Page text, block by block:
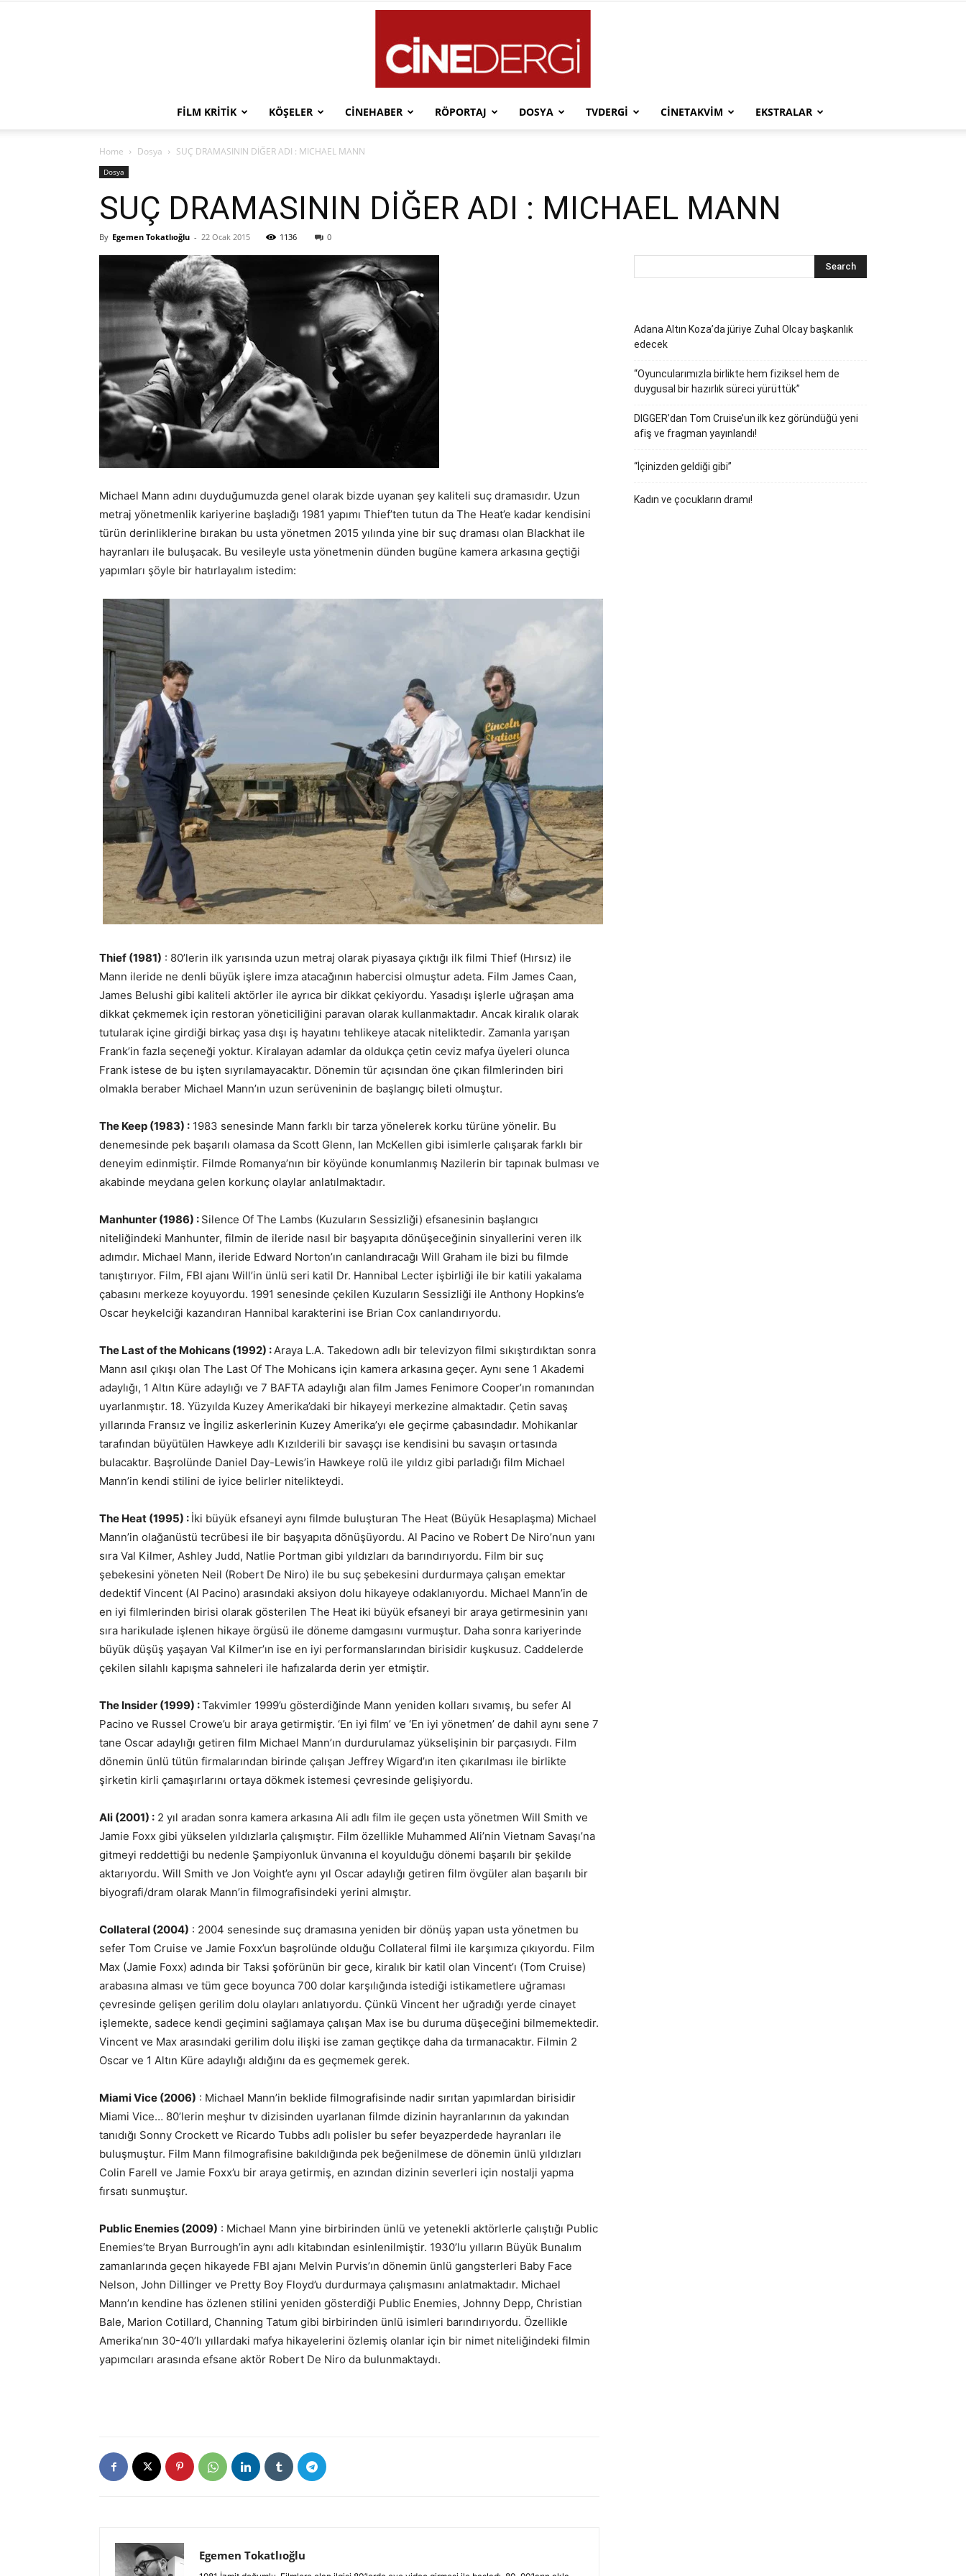
FILM KRITIK KÖŞELER CINEHABER RÖPORTAJ DOSYA TVDERGI CINETAKVIM EKSTRALAR
Home Dosya SUÇ DRAMASININ DİĞER ADI : MICHAEL MANN
Dosya
SUÇ DRAMASININ DİĞER ADI : MICHAEL MANN
By Egemen Tokatlıoğlu - 22 Ocak 2015 1136 0
Michael Mann adını duyduğumuzda genel olarak bizde uyanan şey kaliteli suç dramasıdır. Uzun
metraj yönetmenlik kariyerine başladığı 1981 yapımı Thief’ten tutun da The Heat’e kadar kendisini
türün derinliklerine bırakan bu usta yönetmen 2015 yılında yine bir suç draması olan Blackhat ile
hayranları ile buluşacak. Bu vesileyle usta yönetmenin dünden bugüne kamera arkasına geçtiği
yapımları şöyle bir hatırlayalım istedim:
Thief (1981) : 80’lerin ilk yarısında uzun metraj olarak piyasaya çıktığı ilk filmi Thief (Hırsız) ile
Mann ileride ne denli büyük işlere imza atacağının habercisi olmuştur adeta. Film James Caan,
James Belushi gibi kaliteli aktörler ile ayrıca bir dikkat çekiyordu. Yasadışı işlerle uğraşan ama
dikkat çekmemek için restoran yöneticiliğini paravan olarak kullanmaktadır. Ancak kiralık olarak
tutularak içine girdiği birkaç yasa dışı iş hayatını tehlikeye atacak niteliktedir. Zamanla yarışan
Frank’in fazla seçeneği yoktur. Kiralayan adamlar da oldukça çetin ceviz mafya üyeleri olunca
Frank istese de bu işten sıyrılamayacaktır. Dönemin tür açısından öne çıkan filmlerinden biri
olmakla beraber Michael Mann’ın uzun serüveninin de başlangıç bileti olmuştur.
The Keep (1983) : 1983 senesinde Mann farklı bir tarza yönelerek korku türüne yönelir. Bu
denemesinde pek başarılı olamasa da Scott Glenn, Ian McKellen gibi isimlerle çalışarak farklı bir
deneyim edinmiştir. Filmde Romanya’nın bir köyünde konumlanmış Nazilerin bir tapınak bulması ve
akabinde meydana gelen korkunç olaylar anlatılmaktadır.
Manhunter (1986) : Silence Of The Lambs (Kuzuların Sessizliği) efsanesinin başlangıcı
niteliğindeki Manhunter, filmin de ileride nasıl bir başyapıta dönüşeceğinin sinyallerini veren ilk
adımdır. Michael Mann, ileride Edward Norton’ın canlandıracağı Will Graham ile bizi bu filmde
tanıştırıyor. Film, FBI ajanı Will’in ünlü seri katil Dr. Hannibal Lecter işbirliği ile bir katili yakalama
çabasını merkeze koyuyordu. 1991 senesinde çekilen Kuzuların Sessizliği ile Anthony Hopkins’e
Oscar heykelciği kazandıran Hannibal karakterini ise Brian Cox canlandırıyordu.
The Last of the Mohicans (1992) :Araya L.A. Takedown adlı bir televizyon filmi sıkıştırdıktan sonra
Mann asıl çıkışı olan The Last Of The Mohicans için kamera arkasına geçer. Aynı sene 1 Akademi
adaylığı, 1 Altın Küre adaylığı ve 7 BAFTA adaylığı alan film James Fenimore Cooper’ın romanından
uyarlanmıştır. 18. Yüzyılda Kuzey Amerika’daki bir hikayeyi merkezine almaktadır. Çetin savaş
yıllarında Fransız ve İngiliz askerlerinin Kuzey Amerika’yı ele geçirme çabasındadır. Mohikanlar
tarafından büyütülen Hawkeye adlı Kızılderili bir savaşçı ise kendisini bu savaşın ortasında
bulacaktır. Başrolünde Daniel Day-Lewis’in Hawkeye rolü ile yıldız gibi parladığı film Michael
Mann’in kendi stilini de iyice belirler nitelikteydi.
The Heat (1995) : İki büyük efsaneyi aynı filmde buluşturan The Heat (Büyük Hesaplaşma) Michael
Mann’in olağanüstü tecrübesi ile bir başyapıta dönüşüyordu. Al Pacino ve Robert De Niro’nun yanı
sıra Val Kilmer, Ashley Judd, Natlie Portman gibi yıldızları da barındırıyordu. Film bir suç
şebekesini yöneten Neil (Robert De Niro) ile bu suç şebekesini durdurmaya çalışan emektar
dedektif Vincent (Al Pacino) arasındaki aksiyon dolu hikayeye odaklanıyordu. Michael Mann’in de
en iyi filmlerinden birisi olarak gösterilen The Heat iki büyük efsaneyi bir araya getirmesinin yanı
sıra harikulade işlenen hikaye örgüsü ile döneme damgasını vurmuştur. Daha sonra kariyerinde
büyük düşüş yaşayan Val Kilmer’ın ise en iyi performanslarından birisidir kuşkusuz. Caddelerde
çekilen silahlı kapışma sahneleri ile hafızalarda derin yer etmiştir.
The Insider (1999) :Takvimler 1999’u gösterdiğinde Mann yeniden kolları sıvamış, bu sefer Al
Pacino ve Russel Crowe’u bir araya getirmiştir. ‘En iyi film’ ve ‘En iyi yönetmen’ de dahil aynı sene 7
tane Oscar adaylığı getiren film Michael Mann’ın durdurulamaz yükselişinin bir parçasıydı. Film
dönemin ünlü tütün firmalarından birinde çalışan Jeffrey Wigard’ın iten çıkarılması ile birlikte
şirketin kirli çamaşırlarını ortaya dökmek istemesi çevresinde gelişiyordu.
Ali (2001) : 2 yıl aradan sonra kamera arkasına Ali adlı film ile geçen usta yönetmen Will Smith ve
Jamie Foxx gibi yükselen yıldızlarla çalışmıştır. Film özellikle Muhammed Ali’nin Vietnam Savaşı’na
gitmeyi reddettiği bu nedenle Şampiyonluk ünvanına el koyulduğu dönemi başarılı bir şekilde
aktarıyordu. Will Smith ve Jon Voight’e aynı yıl Oscar adaylığı getiren film övgüler alan başarılı bir
biyografi/dram olarak Mann’in filmografisindeki yerini almıştır.
Collateral (2004) : 2004 senesinde suç dramasına yeniden bir dönüş yapan usta yönetmen bu
sefer Tom Cruise ve Jamie Foxx’un başrolünde olduğu Collateral filmi ile karşımıza çıkıyordu. Film
Max (Jamie Foxx) adında bir Taksi şoförünün bir gece, kiralık bir katil olan Vincent’ı (Tom Cruise)
arabasına alması ve tüm gece boyunca 700 dolar karşılığında istediği istikametlere uğraması
çevresinde gelişen gerilim dolu olayları anlatıyordu. Çünkü Vincent her uğradığı yerde cinayet
işlemekte, sadece kendi geçimini sağlamaya çalışan Max ise bu duruma düşeceğini bilmemektedir.
Vincent ve Max arasındaki gerilim dolu ilişki ise zaman geçtikçe daha da tırmanacaktır. Filmin 2
Oscar ve 1 Altın Küre adaylığı aldığını da es geçmemek gerek.
Miami Vice (2006) : Michael Mann’in beklide filmografisinde nadir sırıtan yapımlardan birisidir
Miami Vice… 80’lerin meşhur tv dizisinden uyarlanan filmde dizinin hayranlarının da yakından
tanıdığı Sonny Crockett ve Ricardo Tubbs adlı polisler bu sefer beyazperdede hayranları ile
buluşmuştur. Film Mann filmografisine bakıldığında pek beğenilmese de dönemin ünlü yıldızları
Colin Farell ve Jamie Foxx’u bir araya getirmiş, en azından dizinin severleri için nostalji yapma
fırsatı sunmuştur.
Public Enemies (2009) : Michael Mann yine birbirinden ünlü ve yetenekli aktörlerle çalıştığı Public
Enemies’te Bryan Burrough’in aynı adlı kitabından esinlenilmiştir. 1930’lu yılların Büyük Bunalım
zamanlarında geçen hikayede FBI ajanı Melvin Purvis’ın dönemin ünlü gangsterleri Baby Face
Nelson, John Dillinger ve Pretty Boy Floyd’u durdurmaya çalışmasını anlatmaktadır. Michael
Mann’ın kendine has özlenen stilini yeniden gösterdiği Public Enemies, Johnny Depp, Christian
Bale, Marion Cotillard, Channing Tatum gibi birbirinden ünlü isimleri barındırıyordu. Özellikle
Amerika’nın 30-40’lı yıllardaki mafya hikayelerini özlemiş olanlar için bir nimet niteliğindeki filmin
yapımcıları arasında efsane aktör Robert De Niro da bulunmaktaydı.
Egemen Tokatlıoğlu
Adana Altın Koza’da jüriye Zuhal Olcay başkanlık
edecek
“Oyuncularımızla birlikte hem fiziksel hem de
duygusal bir hazırlık süreci yürüttük”
DIGGER’dan Tom Cruise’un ilk kez göründüğü yeni
afiş ve fragman yayınlandı!
“İçinizden geldiği gibi”
Kadın ve çocukların dramı!